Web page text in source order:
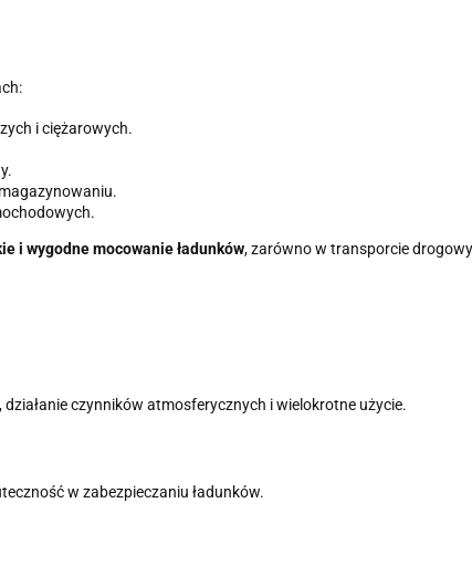
i ciężarowych.
i wygodne mocowanie ładunków, zarówno w transporcie
działanie czynników atmosferycznych i wielokrotne użycie.
w zabezpieczaniu ładunków.